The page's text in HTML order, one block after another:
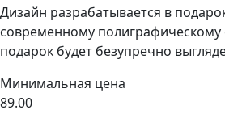
Дизайн разрабатывается в
современному
подарок будет безупречно
Минимальная цена
89.00